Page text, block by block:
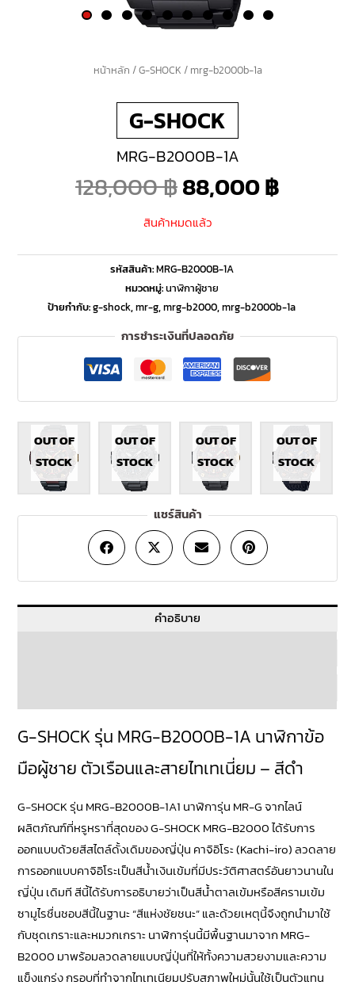
หน้าหลัก /G-SHOCK / mrg-b2000b-1a
G-SHOCK
MRG-B2000B-1A
128,000฿
Original
price
was:
128,000 ฿.
88,000฿
สินค้าหมดแล้ว
รหัสสินค้า:MRG-B2000B-1A
หมวดหมู่:นาฬิกาผู้ชาย
ป้ายกำกับ:g-shock,mr-g,mrg-b2000,mrg-b2000b-1a
การชำระเงินที่ปลอดภัย
OUT OF
STOCK
OUT OF
STOCK
OUT OF
STOCK
OUT OF
STOCK
แชร์สินค้า
คำอธิบาย
G-SHOCK รุ่น MRG-B2000B-1A นาฬิกาข้อ
มือผู้ชาย ตัวเรือนและสายไทเทเนี่ยม – สีดำ
G-SHOCKรุ่น MRG-B2000B-1A1 นาฬิการุ่น MR-G จากไลน์
ผลิตภัณฑ์ที่หรูหราที่สุดของ G-SHOCK MRG-B2000 ได้รับการ
ออกแบบด้วยสีสไตล์ดั้งเดิมของญี่ปุ่น คาจิอิโระ (Kachi-iro) ลวดลาย
การออกแบบคาจิอิโระเป็นสีน้ำเงินเข้มที่มีประวัติศาสตร์อันยาวนานใน
ญี่ปุ่น เดิมที สีนี้ได้รับการอธิบายว่าเป็นสีน้ำตาลเข้มหรือสีครามเข้ม
ซามูไรชื่นชอบสีนี้ในฐานะ “สีแห่งชัยชนะ” และด้วยเหตุนี้จึงถูกนำมาใช้
กับชุดเกราะและหมวกเกราะ นาฬิการุ่นนี้มีพื้นฐานมาจาก MRG-
B2000 มาพร้อมลวดลายแบบญี่ปุ่นที่ให้ทั้งความสวยงามและความ
แข็งแกร่ง กรอบที่ทำจากไทเทเนียมปรับสภาพใหม่นั้นใช้เป็นตัวแทน